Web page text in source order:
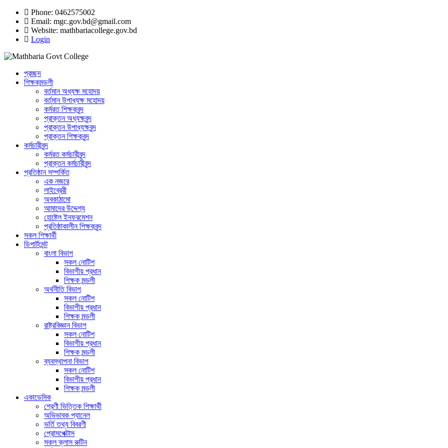
Phone: 0462575002
Email: mgc.gov.bd@gmail.com
Website: mathbariacollege.gov.bd
Login
প্রচ্ছদ
শিক্ষকমন্ডলী
বর্তমান অধ্যক্ষ মহোদয়
বর্তমান ‌উপাধ্যক্ষ মহোদয়
কর্মরত শিক্ষকবৃন্দ
প্রাক্তন অধ্যক্ষবৃন্দ
প্রাক্তন উপাধ্যক্ষবৃন্দ
প্রাক্তন শিক্ষকবৃন্দ
কর্মচারীবৃন্দ
কর্মরত কর্মচারীবৃন্দ
প্রাক্তন কর্মচারীবৃন্দ
প্রতিষ্ঠান সম্পর্কিত
এক নজরে
লাইব্রেরী
অবকাঠামো
আমাদের উদ্দেশ্য
হোষ্টেল ইনফরমেশন
প্রতিষ্ঠাকালীন শিক্ষকবৃন্দ
সকল শিক্ষার্থী
ডিপার্টমেন্ট
বাংলা বিভাগ
সকল নোটিশ
বিভাগীয় প্রধান
শিক্ষক মন্ডলী
অর্থনীতি বিভাগ
সকল নোটিশ
বিভাগীয় প্রধান
শিক্ষক মন্ডলী
রাষ্ট্রবিজ্ঞান বিভাগ
সকল নোটিশ
বিভাগীয় প্রধান
শিক্ষক মন্ডলী
ব্যবস্থাপনা বিভাগ
সকল নোটিশ
বিভাগীয় প্রধান
শিক্ষক মন্ডলী
একাডেমিক
শ্রেণী ভিত্তিক শিক্ষার্থী
অভিভাবক প্যানেল
ভর্তি তথ্য বিবরণী
প্রোসপেক্টাস
সকল ক্লাস রুটিন